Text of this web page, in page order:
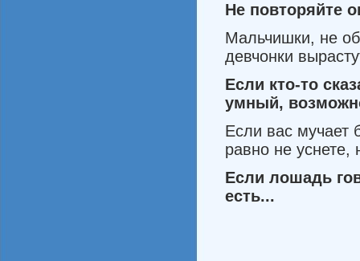
Не повторяйте
Мальчишки, не
девчонки
Если кто-то
умный,
Если вас мучает
равно не уснете,
Если лошадь
есть...